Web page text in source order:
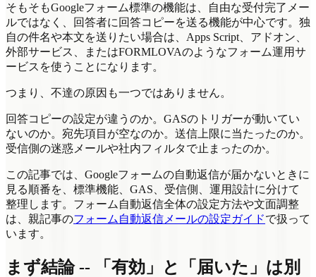
そもそもGoogleフォーム標準の機能は、自由な受付完了メー
ルではなく、回答者に回答コピーを送る機能が中心です。独
自の件名や本文を送りたい場合は、Apps Script、アドオン、
外部サービス、またはFORMLOVAのようなフォーム運用サ
ービスを使うことになります。
つまり、不達の原因も一つではありません。
回答コピーの設定が違うのか。GASのトリガーが動いてい
ないのか。宛先項目が空なのか。送信上限に当たったのか。
受信側の迷惑メールや社内フィルタで止まったのか。
この記事では、Googleフォームの自動返信が届かないときに
見る順番を、標準機能、GAS、受信側、運用設計に分けて
整理します。フォーム自動返信全体の設定方法や文面調整
は、親記事のフォーム自動返信メールの設定ガイドで扱って
います。
まず結論 -- 「有効」と「届いた」は別